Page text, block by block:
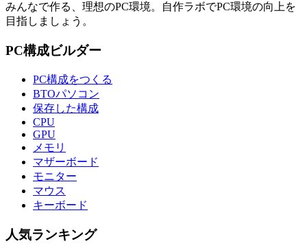
みんなで作る、理想のPC環境。 自作ラボでPC環境の向上を
目指しましょう。
PC構成ビルダー
PC構成をつくる
BTOパソコン
保存した構成
CPU
GPU
メモリ
マザーボード
モニター
マウス
キーボード
人気ランキング